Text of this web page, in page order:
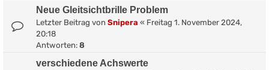
Neue Gleitsichtbrille Problem
Letzter Beitrag von Snipera « Freitag 1. November 2024,
20:18
Antworten: 8
verschiedene Achswerte